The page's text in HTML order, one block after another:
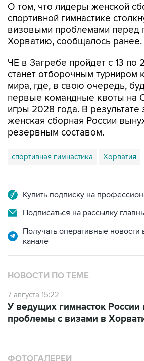
О том, что лидеры женской
спортивной гимнастике
визовыми проблемами перед
Хорватию, сообщалось ранее.
ЧЕ в Загребе пройдет с 13 по
станет отборочным турниром
мира, где, в свою очередь,
первые командные квоты на
игры 2028 года. В результате
женская сборная России
резервным составом.
спортивная гимнастика Хорватия
Купить подписку на
Подписаться на рассылку
Получать оперативные
канале
НОВОСТИ ПО ТЕМЕ
7 августа 15:22
У ведущих гимнасток России
проблемы с визами в
ФОТОГАЛЕРЕИ